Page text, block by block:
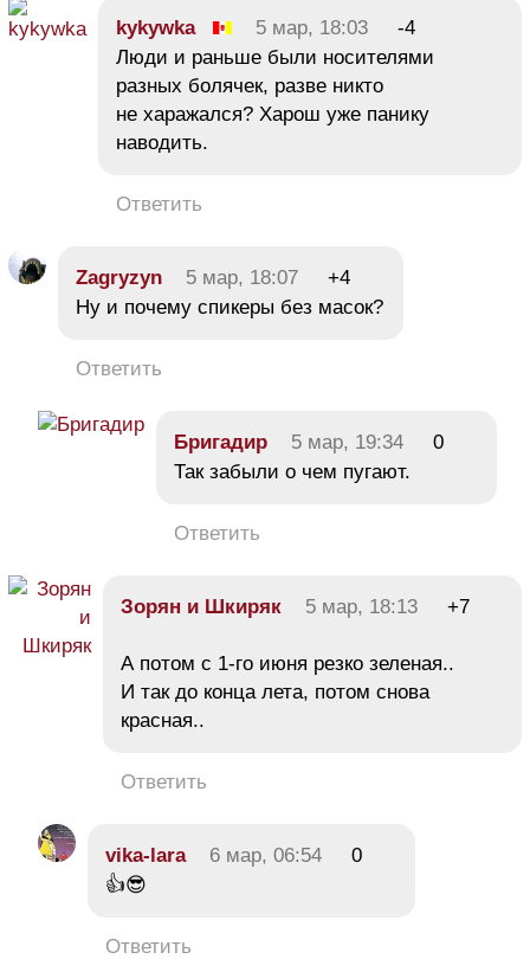
kykywka 5 мар, 18:03
-4
Люди и раньше были носителями
разных болячек, разве никто
не харажался? Харош уже панику
наводить.
Ответить
Zagryzyn 5 мар, 18:07
+4
Ну и почему спикеры без масок?
Ответить
Бригадир 5 мар, 19:34
0
Так забыли о чем пугают.
Ответить
Зорян и Шкиряк 5 мар, 18:13 +7
А потом с 1-го июня резко зеленая..
И так до конца лета, потом снова
красная..
Ответить
vika-lara 6 мар, 06:54
0
👍😎
Ответить